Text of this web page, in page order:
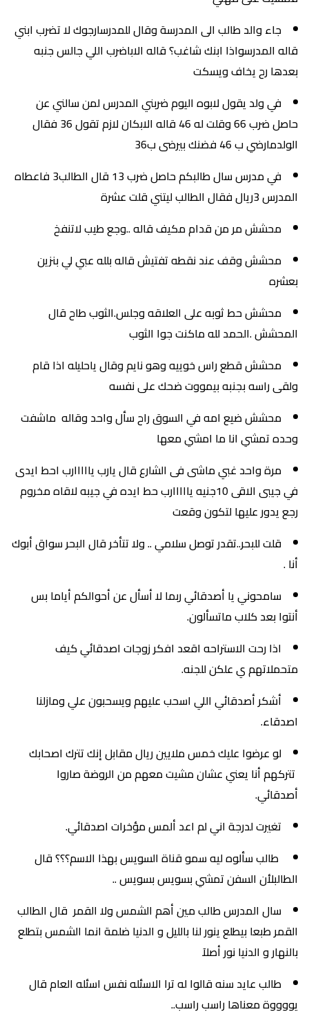
جاء والد طالب الى المدرسة وقال للمدرسارجوك لا تضرب ابني
قاله المدرسواذا ابنك شاغب؟ قاله الاباضرب اللي جالس جنبه
بعدها رح يخاف ويسكت
في ولد يقول لابوه اليوم ضربني المدرس لمن سالني عن
حاصل ضرب 66 وقلت له 46 قاله الابكان لازم تقول 36 فقال
الولدمارضي ب 46 فضنك بيرضى ب36
في مدرس سال طالبكم حاصل ضرب 13 قال الطالب3 فاعطاه
المدرس 3ريال فقال الطالب ليتني قلت عشرة
محشش مر من قدام مكيف قاله ..وجع طيب لاتنفخ
محشش وقف عند نقطه تفتيش قاله بلله عبي لي بنزين
بعشره
محشش حط ثوبه على العلاقه وجلس.الثوب طاح قال
المحشش .الحمد لله ماكنت جوا الثوب
محشش قطع راس خوييه وهو نايم وقال ياحليله اذا قام
ولقى راسه بجنبه بيمووت ضحك على نفسه
محشش ضيع امه في السوق راح سأل واحد وقاله ماشفت
وحده تمشي انا ما امشي معها
مرة واحد غبي ماشى فى الشارع قال يارب يااااارب احط ايدى
في جيبى الاقى 10جنيه يااااارب حط ايده في جيبه لاقاه مخروم
رجع يدور عليها لتكون وقعت
قلت للبحر..تقدر توصل سلامي .. ولا تتأخر قال البحر سواق أبوك
أنا .
سامحوني يا أصدقائي ربما لا أسأل عن أحوالكم أياما بس
أنتوا بعد كلاب ماتسألون.
اذا رحت الاستراحه اقعد افكر زوجات اصدقائي كيف
متحملاتهم ي علكن للجنه.
أشكر أصدقائي اللي اسحب عليهم ويسحبون علي ومازلنا
اصدقاء.
لو عرضوا عليك خمس ملايين ريال مقابل إنك تترك اصحابك
تتركهم أنا يعني عشان مشيت معهم من الروضة صاروا
أصدقائي.
تغيرت لدرجة اني لم اعد ألمس مؤخرات اصدقائي.
طالب سألوه ليه سمو قناة السويس بهذا الاسم؟؟؟ قال
الطالبلأن السفن تمشي بسويس بسويس ..
سال المدرس طالب مين أهم الشمس ولا القمر قال الطالب
القمر طبعا بيطلع ينور لنا بالليل و الدنيا ضلمة انما الشمس بتطلع
بالنهار و الدنيا نور أصلآ
طالب عايد سنه قالوا له ترا الاسئله نفس اسئله العام قال
يووووة معناها راسب راسب..